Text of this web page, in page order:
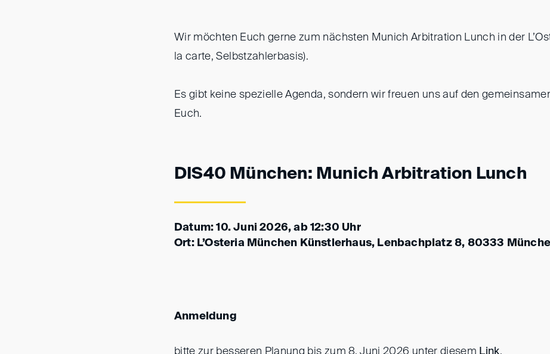
Wir möchten Euch gerne zum nächsten Munich Arbitration Lunch in der
la carte, Selbstzahlerbasis).
Es gibt keine spezielle Agenda, sondern wir freuen uns auf den
Euch.
DIS40 München: Munich Arbitration Lunch
Datum: 10. Juni 2026, ab 12:30 Uhr
Ort: L’Osteria München Künstlerhaus, Lenbachplatz 8, 80333
Anmeldung
bitte zur besseren Planung bis zum 8. Juni 2026 unter diesem Link.